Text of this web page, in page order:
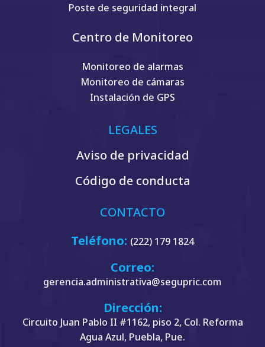
Poste de seguridad integral
Centro de Monitoreo
Monitoreo de alarmas
Monitoreo de cámaras
Instalación de GPS
LEGALES
Aviso de privacidad
Código de conducta
CONTACTO
Teléfono: (222) 179 1824
Correo:
gerencia.administrativa@segupric.com
Dirección:
Circuito Juan Pablo II #1162, piso 2, Col. Reforma
Agua Azul, Puebla, Pue.